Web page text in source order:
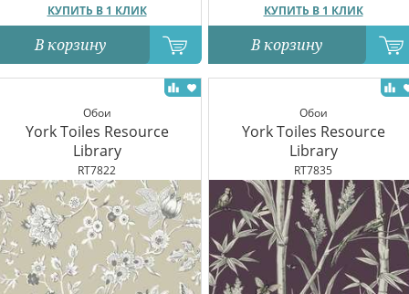
КУПИТЬ В 1 КЛИК
В корзину
КУПИТЬ В 1 КЛИК
В корзину
Обои
York Toiles Resource
Library
RT7822
Обои
York Toiles Resource
Library
RT7835